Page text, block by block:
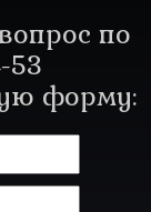
по
53
форму: